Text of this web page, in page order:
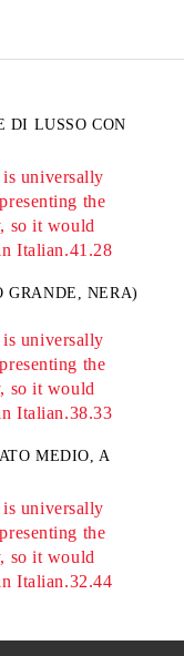
DI LUSSO CON
universally
the
so it would
Italian.41.28
GRANDE, NERA)
universally
the
so it would
Italian.38.33
MEDIO, A
universally
the
so it would
Italian.32.44